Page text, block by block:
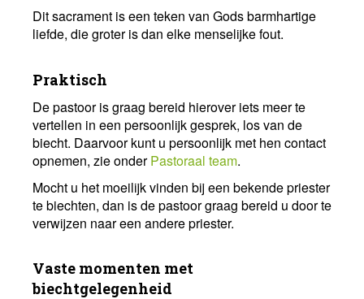
Dit sacrament is een teken van Gods barmhartige
liefde, die groter is dan elke menselijke fout.
Praktisch
De pastoor is graag bereid hierover iets meer te
vertellen in een persoonlijk gesprek, los van de
biecht. Daarvoor kunt u persoonlijk met hen contact
opnemen, zie onderPastoraal team.
Mocht u het moeilijk vinden bij een bekende priester
te biechten, dan is de pastoor graag bereid u door te
verwijzen naar een andere priester.
Vaste momenten met
biechtgelegenheid